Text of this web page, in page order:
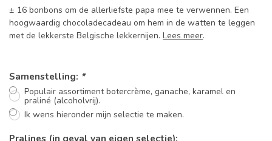
± 16 bonbons om de allerliefste papa mee te verwennen. Een
hoogwaardig chocoladecadeau om hem in de watten te leggen
met de lekkerste Belgische lekkernijen. Lees meer.
Samenstelling: *
Populair assortiment botercrème, ganache, karamel en
praliné (alcoholvrij).
Ik wens hieronder mijn selectie te maken.
Pralines (in geval van eigen selectie):